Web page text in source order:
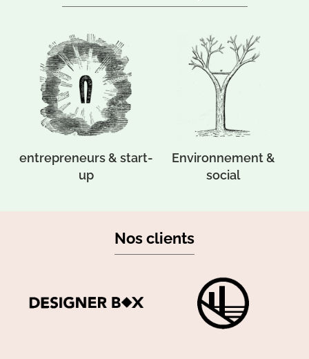
entrepreneurs & start-
up
Environnement &
social
Nos clients